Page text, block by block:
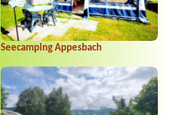
Seecamping Appesbach